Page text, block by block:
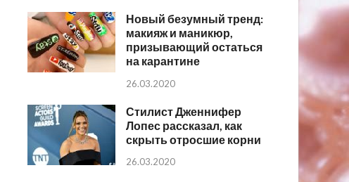
Новый безумный тренд:
макияж и маникюр,
призывающий остаться
на карантине
26.03.2020
Стилист Дженнифер
Лопес рассказал, как
скрыть отросшие корни
26.03.2020